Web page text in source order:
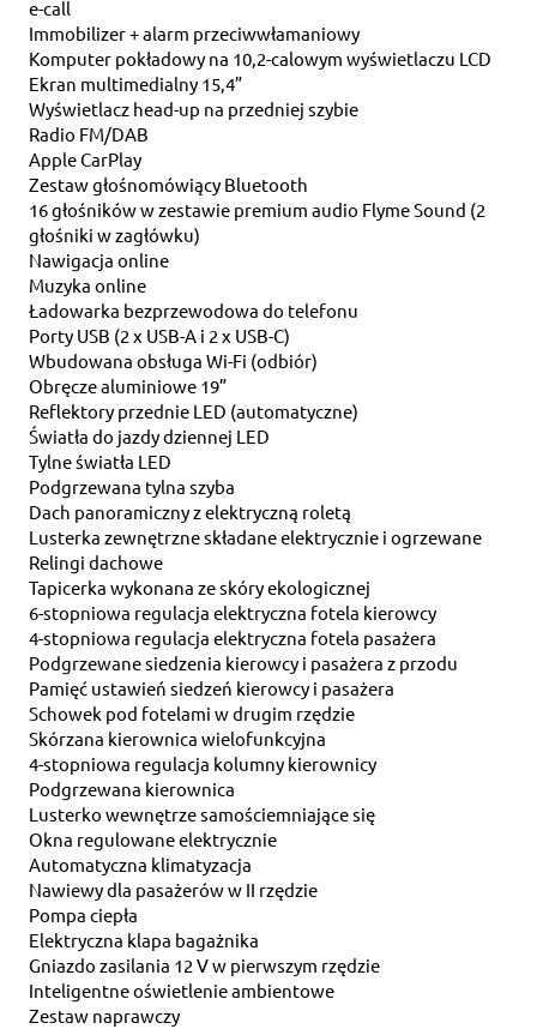
e-call
Immobilizer + alarm przeciwwłamaniowy
Komputer pokładowy na 10,2-calowym wyświetlaczu LCD
Ekran multimedialny 15,4”
Wyświetlacz head-up na przedniej szybie
Radio FM/DAB
Apple CarPlay
Zestaw głośnomówiący Bluetooth
16 głośników w zestawie premium audio Flyme Sound (2
głośniki w zagłówku)
Nawigacja online
Muzyka online
Ładowarka bezprzewodowa do telefonu
Porty USB (2 x USB-A i 2 x USB-C)
Wbudowana obsługa Wi-Fi (odbiór)
Obręcze aluminiowe 19”
Reflektory przednie LED (automatyczne)
Światła do jazdy dziennej LED
Tylne światła LED
Podgrzewana tylna szyba
Dach panoramiczny z elektryczną roletą
Lusterka zewnętrzne składane elektrycznie i ogrzewane
Relingi dachowe
Tapicerka wykonana ze skóry ekologicznej
6-stopniowa regulacja elektryczna fotela kierowcy
4-stopniowa regulacja elektryczna fotela pasażera
Podgrzewane siedzenia kierowcy i pasażera z przodu
Pamięć ustawień siedzeń kierowcy i pasażera
Schowek pod fotelami w drugim rzędzie
Skórzana kierownica wielofunkcyjna
4-stopniowa regulacja kolumny kierownicy
Podgrzewana kierownica
Lusterko wewnętrze samościemniające się
Okna regulowane elektrycznie
Automatyczna klimatyzacja
Nawiewy dla pasażerów w II rzędzie
Pompa ciepła
Elektryczna klapa bagażnika
Gniazdo zasilania 12 V w pierwszym rzędzie
Inteligentne oświetlenie ambientowe
Zestaw naprawczy